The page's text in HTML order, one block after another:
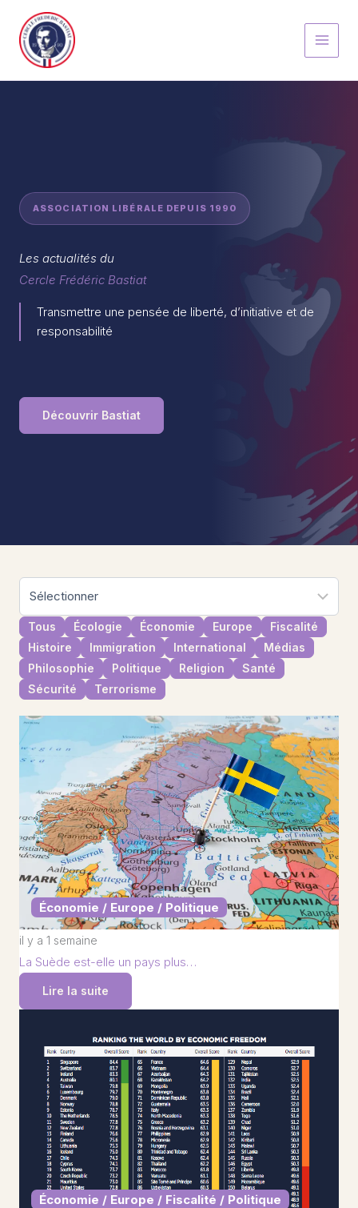
contenu
ASSOCIATION LIBÉRALE DEPUIS 1990
Les actualités du
Cercle Frédéric Bastiat
Transmettre une pensée de liberté, d’initiative et de
responsabilité
Découvrir Bastiat
Tous Écologie Économie Europe
Fiscalité
Histoire
Immigration International
Médias
Philosophie
Politique Religion
Santé
Sécurité
Terrorisme
Économie / Europe / Politique
il y a 1 semaine
La Suède est-elle un pays plus…
Lire la suite
Économie / Europe / Fiscalité / Politique